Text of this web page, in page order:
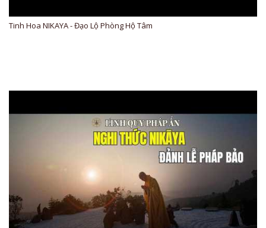
Tinh Hoa NIKAYA - Đạo Lộ Phòng Hộ Tâm